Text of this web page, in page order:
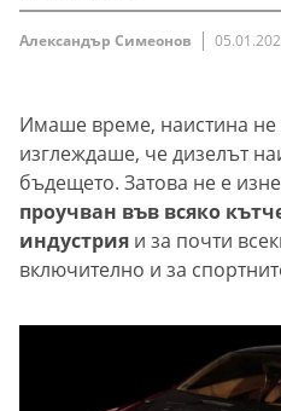
Александър Симеонов
Имаше време, наистина не
изглеждаше, че дизелът
бъдещето. Затова не е
проучван във всяко
индустрия и за почти
включително и за